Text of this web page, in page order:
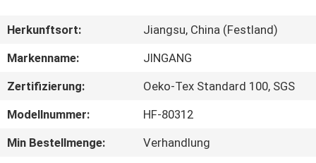
UNS
AUSFLUG
QUALITÄTSKONTROLLE
Herkunftsort:
Jiangsu, China (Festland)
Markenname:
JINGANG
Zertifizierung:
Oeko-Tex Standard 100, SGS
Modellnummer:
HF-80312
Min Bestellmenge:
Verhandlung